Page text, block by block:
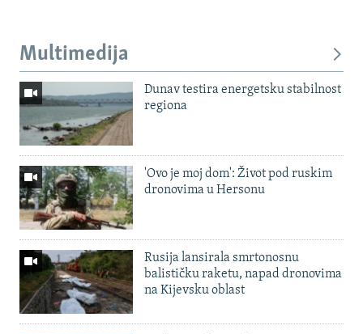
Multimedija
Dunav testira energetsku stabilnost
regiona
'Ovo je moj dom': Život pod ruskim
dronovima u Hersonu
Rusija lansirala smrtonosnu
balističku raketu, napad dronovima
na Kijevsku oblast